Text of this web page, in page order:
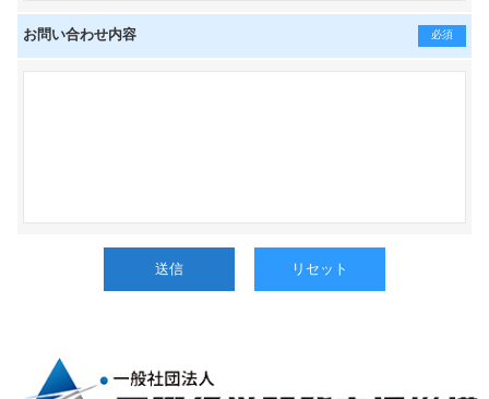
お問い合わせ内容 必須
送信 リセット